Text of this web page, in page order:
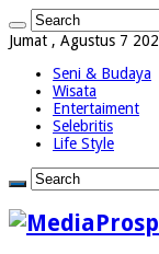
Jumat , Agustus 7
Seni & Budaya
Wisata
Entertaiment
Selebritis
Life Style